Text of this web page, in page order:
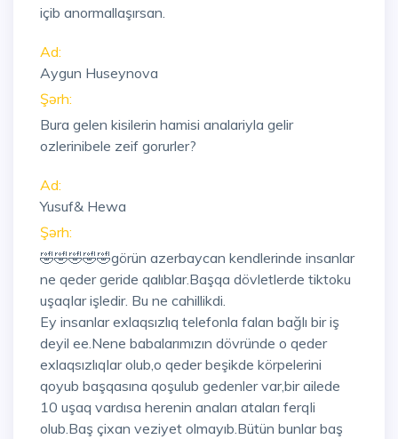
içib anormallaşırsan.
Ad:
Aygun Huseynova
Şərh:
Bura gelen kisilerin hamisi analariyla gelir
ozlerinibele zeif gorurler?
Ad:
Yusuf& Hewa
Şərh:
🤣🤣🤣🤣🤣görün azerbaycan kendlerinde insanlar
ne qeder geride qalıblar.Başqa dövletlerde tiktoku
uşaqlar işledir. Bu ne cahillikdi.
Ey insanlar exlaqsızlıq telefonla falan bağlı bir iş
deyil ee.Nene babalarımızın dövründe o qeder
exlaqsızlıqlar olub,o qeder beşikde körpelerini
qoyub başqasına qoşulub gedenler var,bir ailede
10 uşaq vardısa herenin anaları ataları ferqli
olub.Baş çixan veziyet olmayıb.Bütün bunlar baş